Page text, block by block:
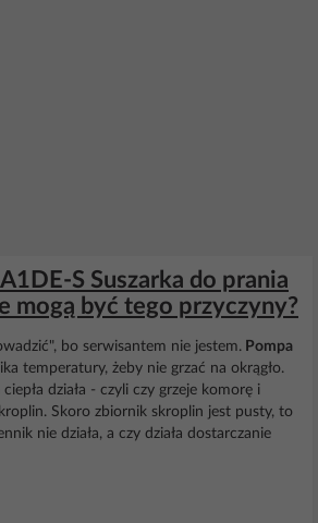
S Suszarka do prania
mogą być tego przyczyny?
bo serwisantem nie jestem. Pompa
temperatury, żeby nie grzać na okrągło.
ciepła działa - czyli czy grzeje komorę i
Skoro zbiornik skroplin jest pusty, to
nie działa, a czy działa dostarczanie